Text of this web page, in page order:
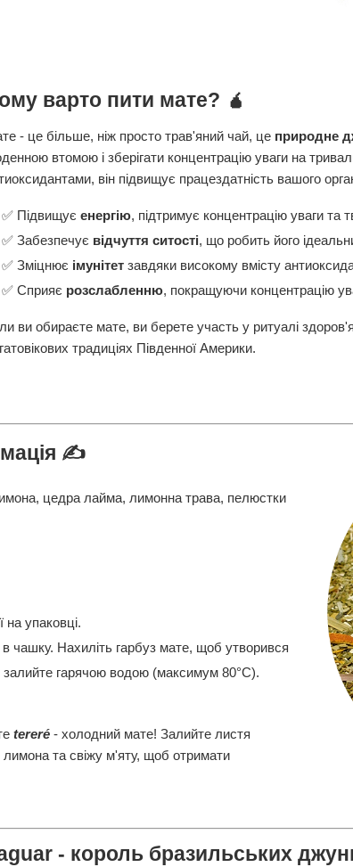
варто пити мате? 🧉
- це більше, ніж просто трав'яний чай, це природне
втомою і зберігати концентрацію уваги на
він підвищує працездатність вашого
✅ Підвищуєенергію, підтримує концентрацію уваги та
✅ Забезпечує відчуття ситості, що робить його
✅ Зміцнює імунітет завдяки високому вмісту
✅ Сприяє розслабленню, покращуючи концентрацію
ви обираєте мате, ви берете участь у ритуалі
традиціях Південної Америки.
✍️
цедра лайма, лимонна трава, пелюстки
на упаковці.
чашку. Нахиліть гарбуз мате, щоб утворився
залийте гарячою водою (максимум 80°C).
tereré - холодний мате! Залийте листя
та свіжу м'яту, щоб отримати
- король бразильських